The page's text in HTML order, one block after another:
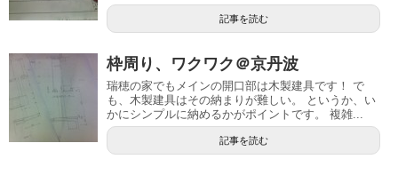
記事を読む
枠周り、ワクワク＠京丹波
瑞穂の家でもメインの開口部は木製建具です！ で
も、木製建具はその納まりが難しい。 というか、い
かにシンプルに納めるかがポイントです。 複雑...
記事を読む